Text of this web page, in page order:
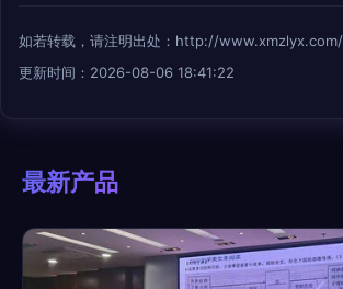
如若转载，请注明出处：http://
更新时间：2026-08-06 18:41:22
最新产品